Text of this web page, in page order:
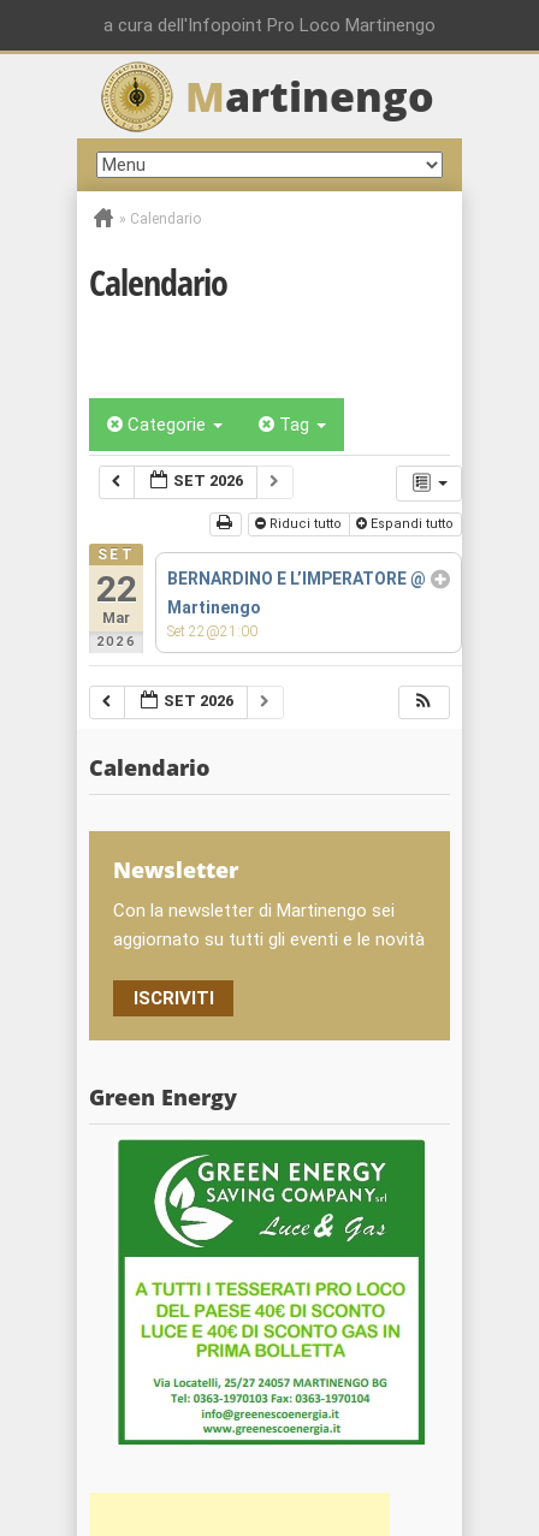
a cura dell'Infopoint Pro Loco Martinengo
Martinengo
» Calendario
Calendario
Categorie Tag
SET 2026
Riduci tutto Espandi tutto
SET
22
Mar
2026
BERNARDINO E L’IMPERATORE@
Martinengo
Set 22@21:00
SET 2026
Calendario
Newsletter
Con la newsletter di Martinengo sei
aggiornato su tutti gli eventi e le novità
ISCRIVITI
Green Energy